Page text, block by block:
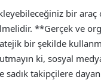
bir
**Gerçek ve
bir şekilde
ki, sosyal
takipçilere